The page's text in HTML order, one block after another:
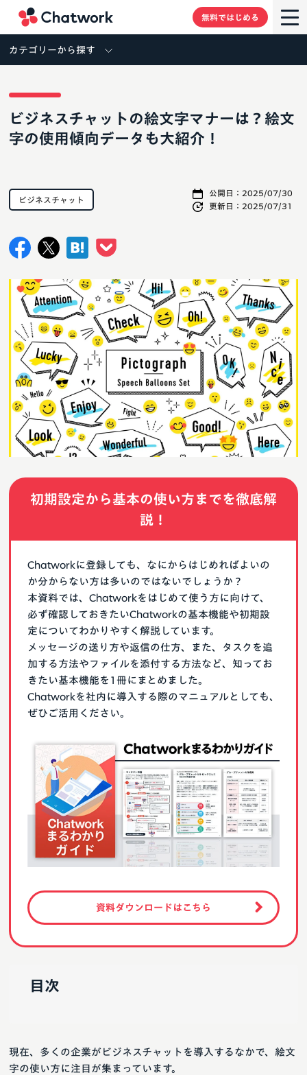
無料ではじめる
カテゴリーから探す
ビジネスチャットの絵文字マナーは？絵文
字の使用傾向データも大紹介！
公開日： 2025/07/30
更新日： 2025/07/31
ビジネスチャット
初期設定から基本の使い方までを徹底解
説！
Chatworkに登録しても、なにからはじめればよいの
か分からない方は多いのではないでしょうか？
本資料では、Chatworkをはじめて使う方に向けて、
必ず確認しておきたいChatworkの基本機能や初期設
定についてわかりやすく解説しています。
メッセージの送り方や返信の仕方、また、タスクを追
加する方法やファイルを添付する方法など、知ってお
きたい基本機能を1冊にまとめました。
Chatworkを社内に導入する際のマニュアルとしても、
ぜひご活用ください。
資料ダウンロードはこちら
目次
現在、多くの企業がビジネスチャットを導入するなかで、絵文
字の使い方に注目が集まっています。